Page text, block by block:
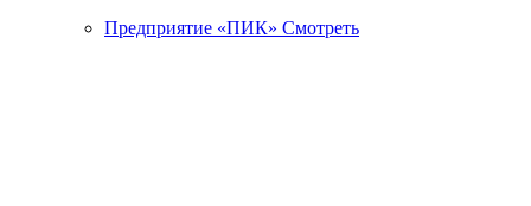
Предприятие «ПИК» Смотреть